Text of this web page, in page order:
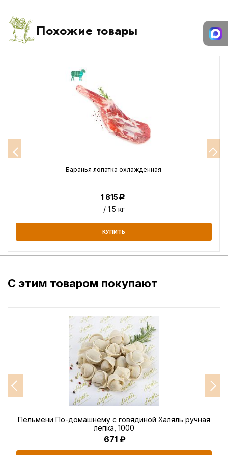
Похожие товары
Баранья лопатка охлажденная
1 815Р
/ 1.5 кг
КУПИТЬ
С этим товаром покупают
Пельмени По-домашнему с говядиной Халяль ручная
лепка, 1000
671